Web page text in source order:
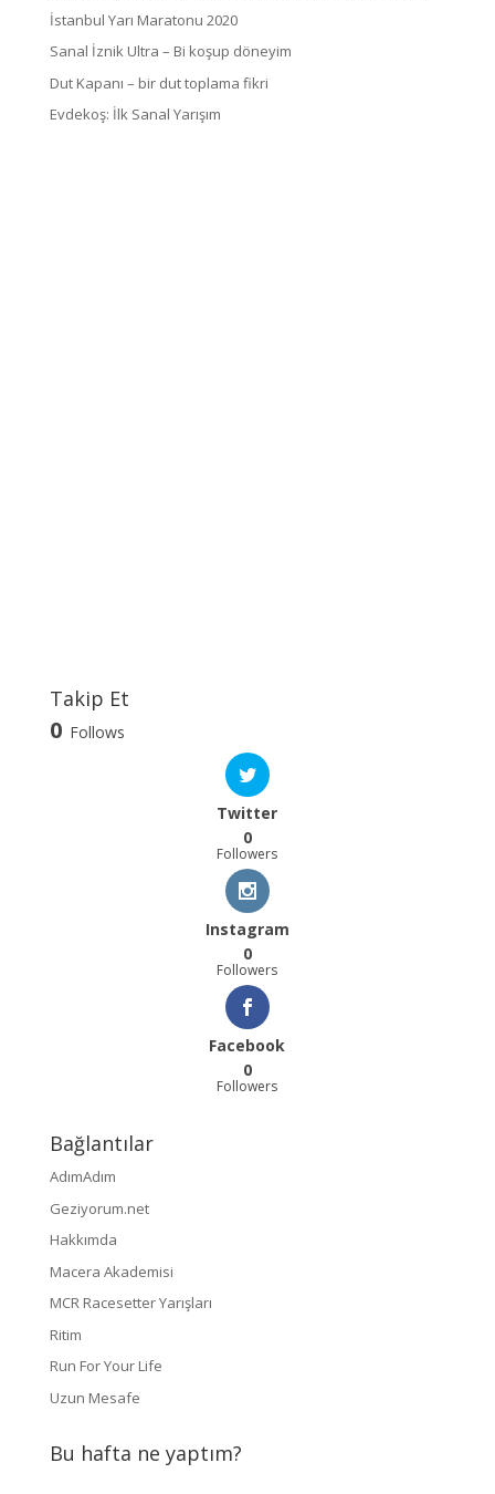
İstanbul Yarı Maratonu 2020
Sanal İznik Ultra – Bi koşup döneyim
Dut Kapanı – bir dut toplama fikri
Evdekoş: İlk Sanal Yarışım
Takip Et
0 Follows
Twitter
0
Followers
Instagram
0
Followers
Facebook
0
Followers
Bağlantılar
AdımAdım
Geziyorum.net
Hakkımda
Macera Akademisi
MCR Racesetter Yarışları
Ritim
Run For Your Life
Uzun Mesafe
Bu hafta ne yaptım?